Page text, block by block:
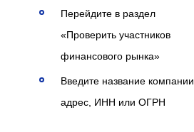
Перейдите в раздел
«Проверить участников
финансового рынка»
Введите название компании,
адрес, ИНН или ОГРН